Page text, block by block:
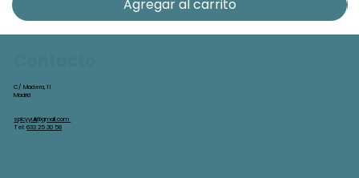
Agregar al carrito
C/ Madera, 11
Madrid
spicyyuli@gmail.com
Tel:633 25 30 58